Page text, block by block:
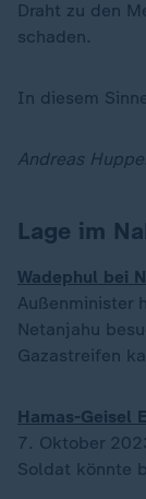
Draht zu den
schaden.
In diesem
Andreas
Lage im
Wadephul bei
Außenminister
Netanjahu
Gazastreifen
Hamas-Geisel
7. Oktober
Soldat könnte